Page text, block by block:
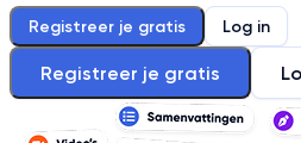
Registreer je gratis Log in
Registreer je gratis